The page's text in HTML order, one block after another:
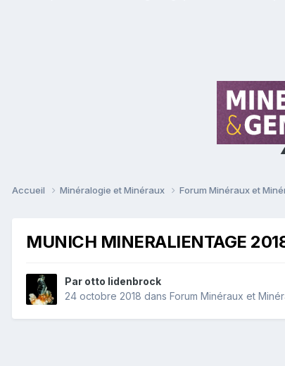
Accueil Minéralogie et Minéraux Forum Minéraux et
MUNICH MINERALIENTAGE
Par otto lidenbrock
24 octobre 2018 dans Forum Minéraux et